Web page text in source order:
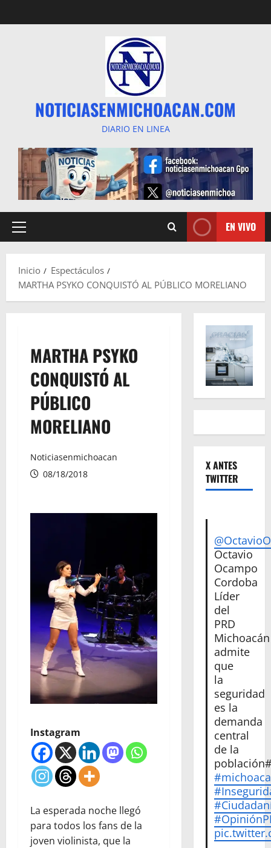
al
NOTICIASENMICHOACAN.COM
DIARIO EN LINEA
Menú
EN VIVO
Inicio
Espectáculos
MARTHA PSYKO CONQUISTÓ AL PÚBLICO MORELIANO
MARTHA PSYKO
CONQUISTÓ AL
PÚBLICO
MORELIANO
Noticiasenmichoacan
08/18/2018
Instagram
La esperada noche llegó
para todos los fans de la
joven violinista, que la
X ANTES
TWITTER
Octavio
Ocampo
Cordoba
Líder
del
PRD
Michoacán
admite
que
la
seguridad
es la
demanda
central
de la